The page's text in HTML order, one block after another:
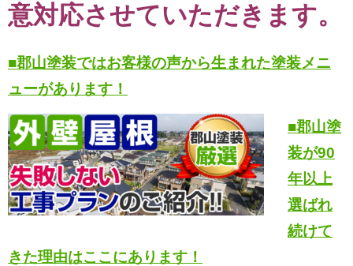
意対応させていただきます。
■郡山塗装ではお客様の声から生まれた塗装メニ
ューがあります！
■郡山塗
装が90
年以上
選ばれ
続けて
きた理由はここにあります！